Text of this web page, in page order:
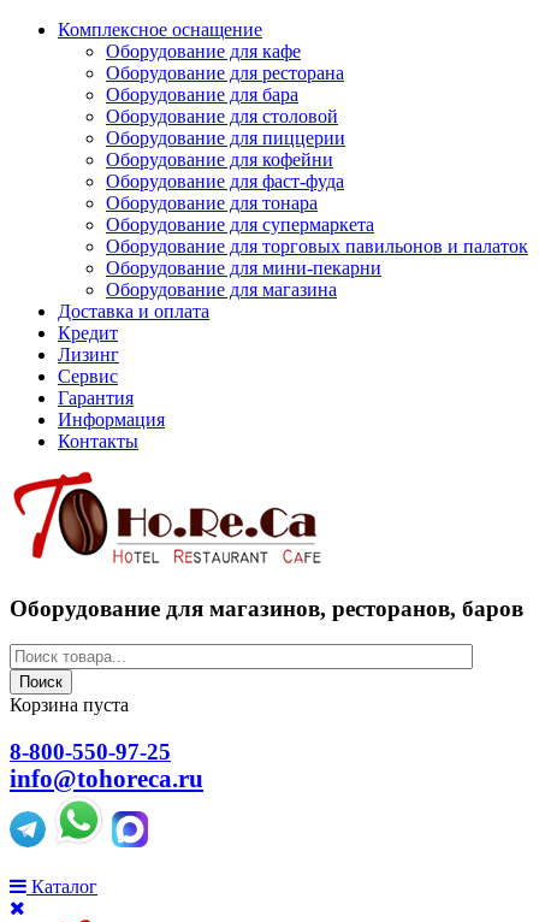
Комплексное оснащение
Оборудование для кафе
Оборудование для ресторана
Оборудование для бара
Оборудование для столовой
Оборудование для пиццерии
Оборудование для кофейни
Оборудование для фаст-фуда
Оборудование для тонара
Оборудование для супермаркета
Оборудование для торговых павильонов и палаток
Оборудование для мини-пекарни
Оборудование для магазина
Доставка и оплата
Кредит
Лизинг
Сервис
Гарантия
Информация
Контакты
Оборудование для магазинов, ресторанов, баров
Поиск
Корзина пуста
8-800-550-97-25
info@tohoreca.ru
Каталог